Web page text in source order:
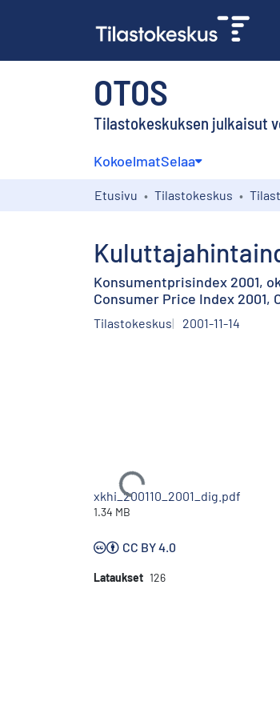
OTOS
Tilastokeskuksen julkaisut
KokoelmatSelaa
Etusivu Tilastokeskus
Konsumentprisindex 2001,
Consumer Price Index 2001,
Tilastokeskus 2001-11-14
Ladataan...
xkhi_200110_2001_dig.pdf
1.34 MB
CC BY 4.0
Lataukset 126